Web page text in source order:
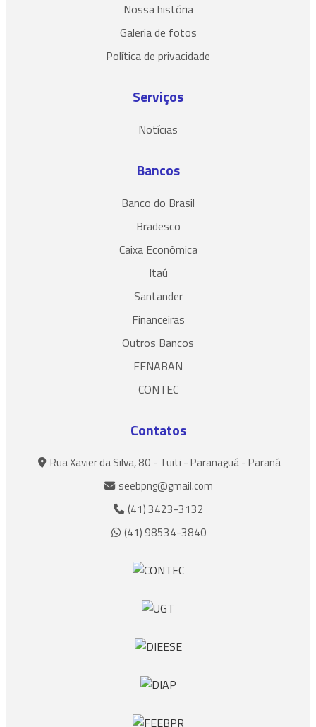
Nossa história
Galeria de fotos
Política de privacidade
Serviços
Notícias
Bancos
Banco do Brasil
Bradesco
Caixa Econômica
Itaú
Santander
Financeiras
Outros Bancos
FENABAN
CONTEC
Contatos
Rua Xavier da Silva, 80 - Tuiti - Paranaguá - Paraná
seebpng@gmail.com
(41) 3423-3132
(41) 98534-3840